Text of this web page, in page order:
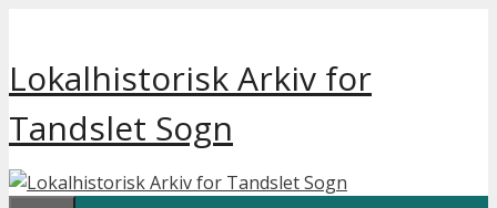
indhold
Lokalhistorisk Arkiv for
Tandslet Sogn